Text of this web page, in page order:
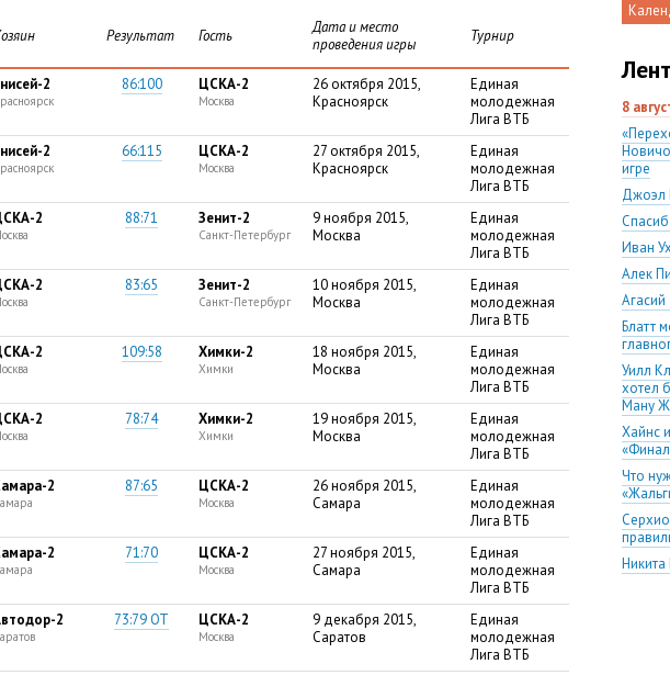
Результат Гость
Дата и место
проведения игры
Турнир
2 86:100 ЦСКА-2
Москва
26 октября 2015,
Красноярск
Единая
молодежная
Лига ВТБ
2 66:115 ЦСКА-2
Москва
27 октября 2015,
Красноярск
Единая
молодежная
Лига ВТБ
2 88:71 Зенит-2
Санкт-Петербург
9 ноября 2015,
Москва
Единая
молодежная
Лига ВТБ
2 83:65 Зенит-2
Санкт-Петербург
10 ноября 2015,
Москва
Единая
молодежная
Лига ВТБ
2 109:58 Химки-2
Химки
18 ноября 2015,
Москва
Единая
молодежная
Лига ВТБ
2 78:74 Химки-2
Химки
19 ноября 2015,
Москва
Единая
молодежная
Лига ВТБ
2 87:65 ЦСКА-2
Москва
26 ноября 2015,
Самара
Единая
молодежная
Лига ВТБ
2 71:70 ЦСКА-2
Москва
27 ноября 2015,
Самара
Единая
молодежная
Лига ВТБ
2 73:79 ОТ ЦСКА-2
Москва
9 декабря 2015,
Саратов
Единая
молодежная
Лига ВТБ
8
игре
Джоэл
Иван
Алек
Блатт
Уилл
хотел
Ману
Хайнс
Что